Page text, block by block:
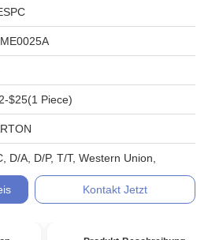
$25(1 Piece)
D/A, D/P, T/T, Western Union,
Kontakt Jetzt